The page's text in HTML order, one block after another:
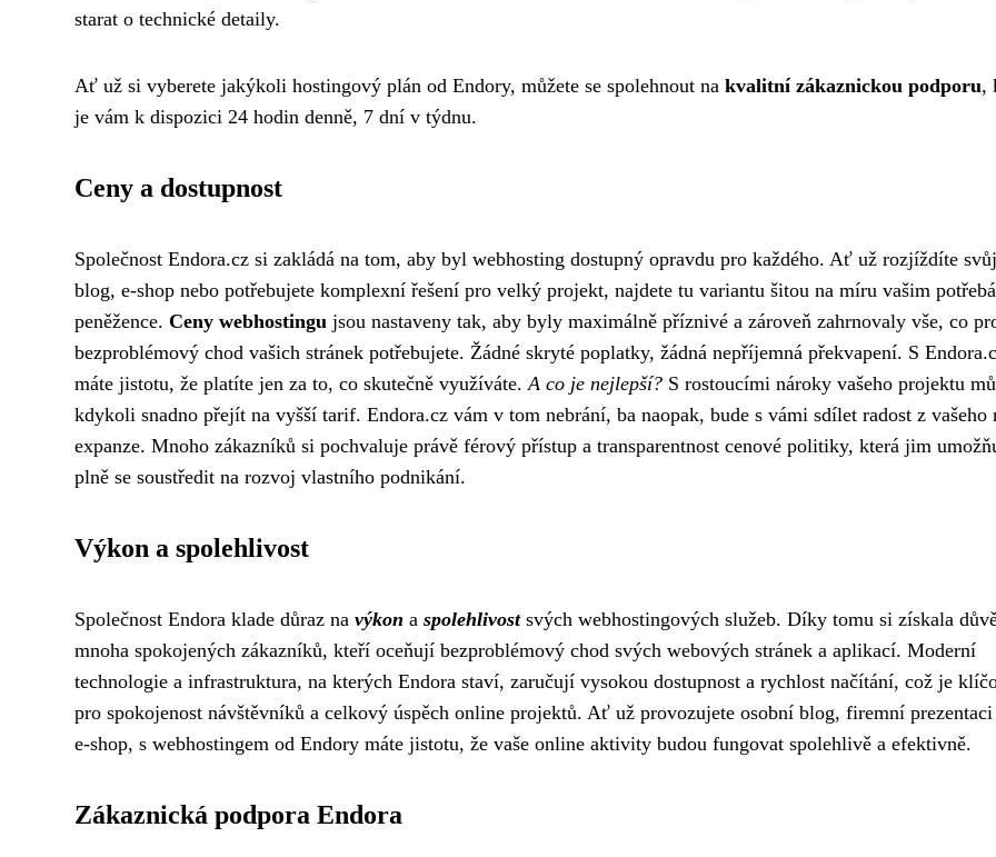
starat o technické detaily.
Ať už si vyberete jakýkoli hostingový plán od Endory, můžete se spolehnout na kvalitní zákaznickou podporu,
je vám k dispozici 24 hodin denně, 7 dní v týdnu.
Ceny a dostupnost
Společnost Endora.cz si zakládá na tom, aby byl webhosting dostupný opravdu pro každého. Ať už rozjíždíte
blog, e-shop nebo potřebujete komplexní řešení pro velký projekt, najdete tu variantu šitou na míru vašim
peněžence. Ceny webhostingu jsou nastaveny tak, aby byly maximálně příznivé a zároveň zahrnovaly vše, co
bezproblémový chod vašich stránek potřebujete. Žádné skryté poplatky, žádná nepříjemná překvapení. S
máte jistotu, že platíte jen za to, co skutečně využíváte.A co je nejlepší? S rostoucími nároky vašeho projektu
kdykoli snadno přejít na vyšší tarif. Endora.cz vám v tom nebrání, ba naopak, bude s vámi sdílet radost z vašeho
expanze. Mnoho zákazníků si pochvaluje právě férový přístup a transparentnost cenové politiky, která jim
plně se soustředit na rozvoj vlastního podnikání.
Výkon a spolehlivost
Společnost Endora klade důraz na výkon a spolehlivostsvých webhostingových služeb. Díky tomu si získala
mnoha spokojených zákazníků, kteří oceňují bezproblémový chod svých webových stránek a aplikací. Moderní
technologie a infrastruktura, na kterých Endora staví, zaručují vysokou dostupnost a rychlost načítání, což je
pro spokojenost návštěvníků a celkový úspěch online projektů. Ať už provozujete osobní blog, firemní prezentaci
e-shop, s webhostingem od Endory máte jistotu, že vaše online aktivity budou fungovat spolehlivě a efektivně.
Zákaznická podpora Endora